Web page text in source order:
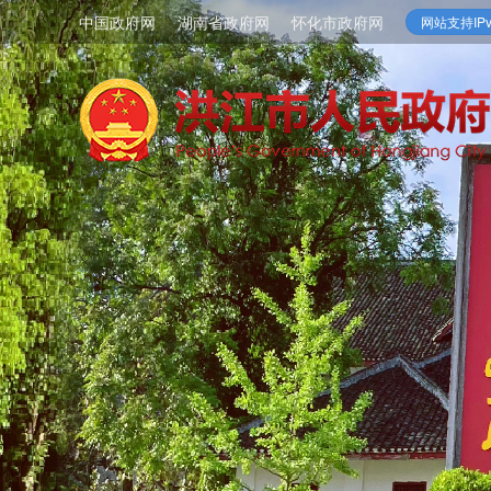
中国政府网 湖南省政府网 怀化市政府网 网站支持